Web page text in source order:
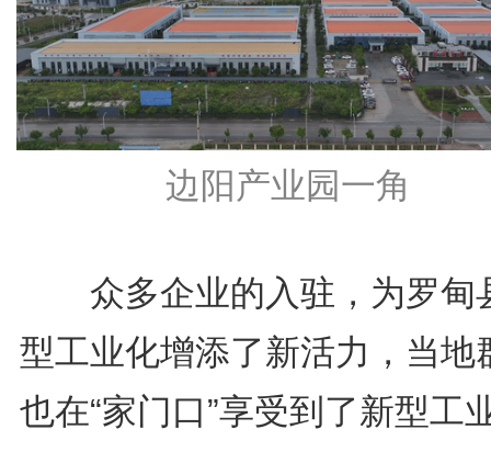
边阳产业园一角
众多企业的入驻，为罗甸
型工业化增添了新活力，当地
也在“家门口”享受到了新型工